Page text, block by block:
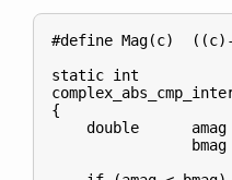
#define Mag(c)
static int
{
double      amag
bmag